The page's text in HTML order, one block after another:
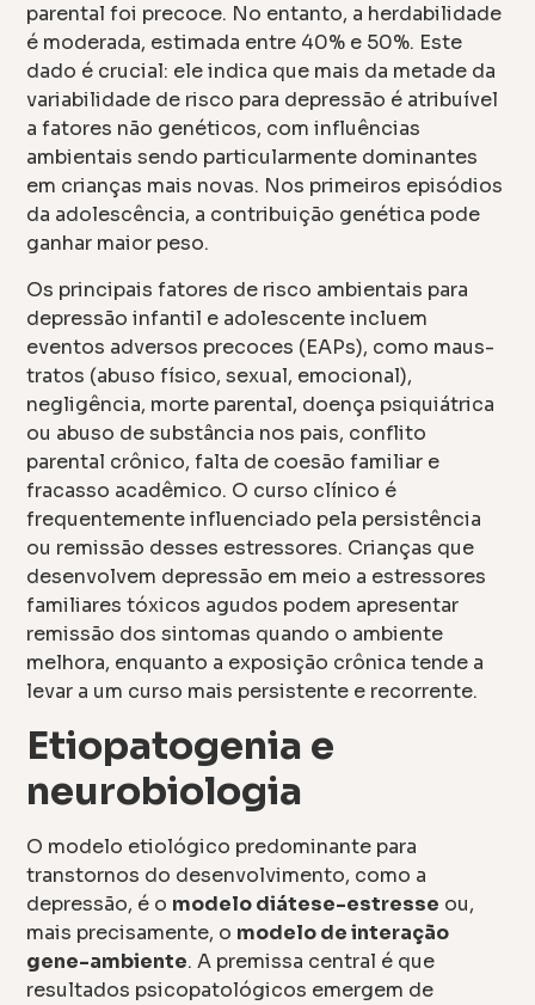
parental foi precoce. No entanto, a herdabilidade
é moderada, estimada entre 40% e 50%. Este
dado é crucial: ele indica que mais da metade da
variabilidade de risco para depressão é atribuível
a fatores não genéticos, com influências
ambientais sendo particularmente dominantes
em crianças mais novas. Nos primeiros episódios
da adolescência, a contribuição genética pode
ganhar maior peso.
Os principais fatores de risco ambientais para
depressão infantil e adolescente incluem
eventos adversos precoces (EAPs), como maus-
tratos (abuso físico, sexual, emocional),
negligência, morte parental, doença psiquiátrica
ou abuso de substância nos pais, conflito
parental crônico, falta de coesão familiar e
fracasso acadêmico. O curso clínico é
frequentemente influenciado pela persistência
ou remissão desses estressores. Crianças que
desenvolvem depressão em meio a estressores
familiares tóxicos agudos podem apresentar
remissão dos sintomas quando o ambiente
melhora, enquanto a exposição crônica tende a
levar a um curso mais persistente e recorrente.
Etiopatogenia e
neurobiologia
O modelo etiológico predominante para
transtornos do desenvolvimento, como a
depressão, é o modelo diátese-estresse ou,
mais precisamente, o modelo de interação
gene-ambiente. A premissa central é que
resultados psicopatológicos emergem de